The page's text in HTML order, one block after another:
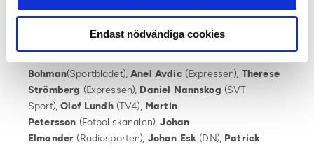
Endast nödvändiga cookies
Jarelind (discovery+),Nordin
(discovery+),Daniel
Bohman(Sportbladet),Anel Avdic(Expressen), Therese
Strömberg (Expressen), Daniel Nannskog (SVT
Sport),Olof Lundh(TV4), Martin
Petersson (Fotbollskanalen),Johan
Elmander (Radiosporten), Johan Esk (DN), Patrick